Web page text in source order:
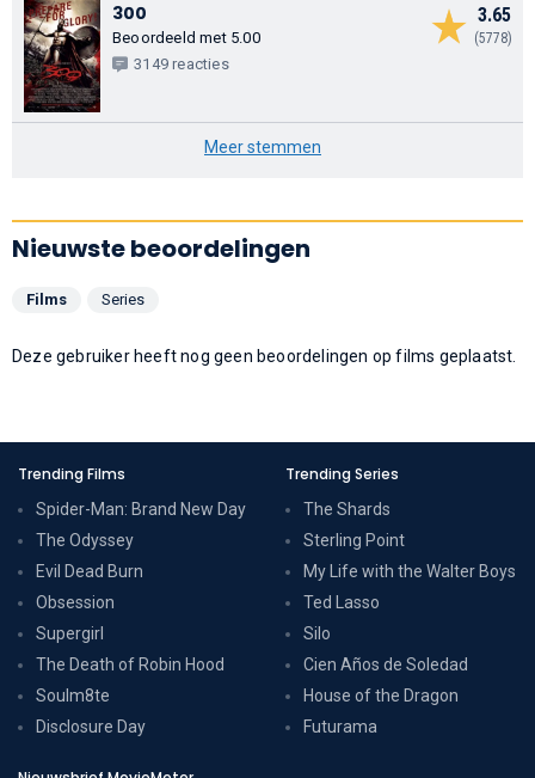
3.65
(5778)
300
Beoordeeld met 5.00
3149 reacties
Meer stemmen
Nieuwste beoordelingen
Films Series
Deze gebruiker heeft nog geen beoordelingen op films geplaatst.
Trending Films
Spider-Man: Brand New Day
The Odyssey
Evil Dead Burn
Obsession
Supergirl
The Death of Robin Hood
Soulm8te
Disclosure Day
Trending Series
The Shards
Sterling Point
My Life with the Walter Boys
Ted Lasso
Silo
Cien Años de Soledad
House of the Dragon
Futurama